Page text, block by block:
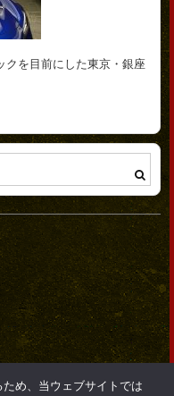
クを目前にした東京・銀座
め、当ウェブサイトでは